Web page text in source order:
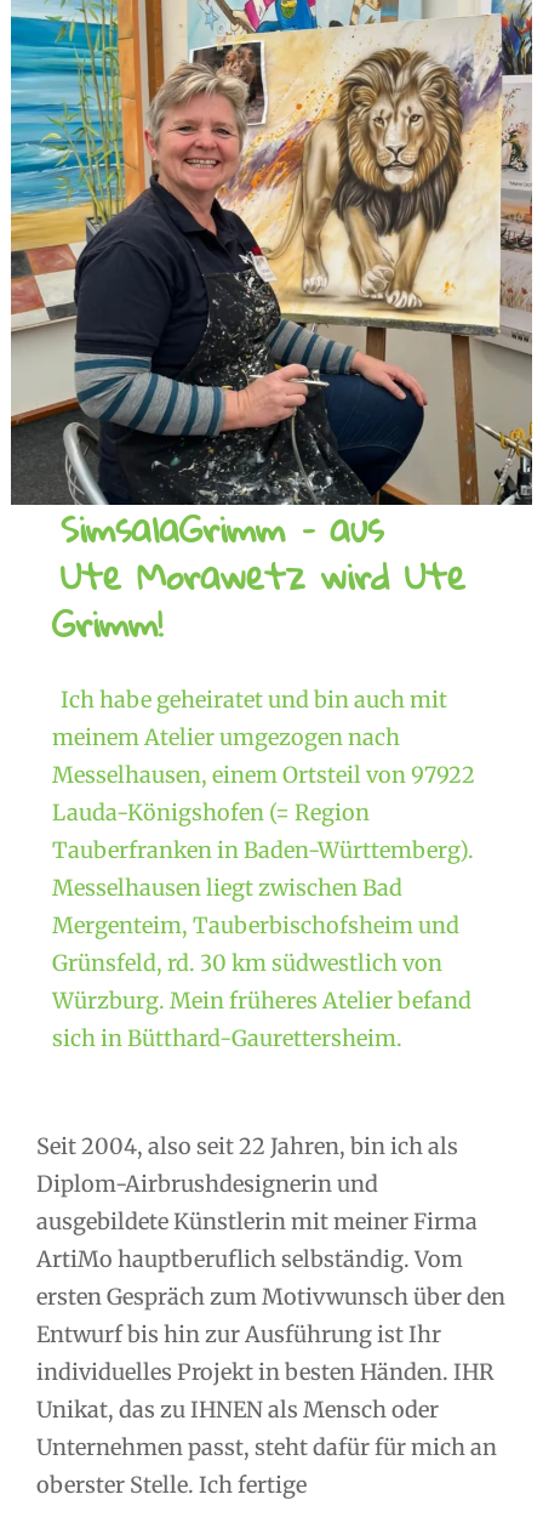
SimsalaGrimm – aus
Ute Morawetz wird Ute
Grimm!
Ich habe geheiratet und bin auch mit
meinem Atelier umgezogen nach
Messelhausen, einem Ortsteil von 97922
Lauda-Königshofen (= Region
Tauberfranken in Baden-Württemberg).
Messelhausen liegt zwischen Bad
Mergenteim, Tauberbischofsheim und
Grünsfeld, rd. 30 km südwestlich von
Würzburg. Mein früheres Atelier befand
sich in Bütthard-Gaurettersheim.
Seit 2004, also seit 22 Jahren, bin ich als
Diplom-Airbrushdesignerin und
ausgebildete Künstlerin mit meiner Firma
ArtiMo hauptberuflich selbständig. Vom
ersten Gespräch zum Motivwunsch über den
Entwurf bis hin zur Ausführung ist Ihr
individuelles Projekt in besten Händen. IHR
Unikat, das zu IHNEN als Mensch oder
Unternehmen passt, steht dafür für mich an
oberster Stelle. Ich fertige